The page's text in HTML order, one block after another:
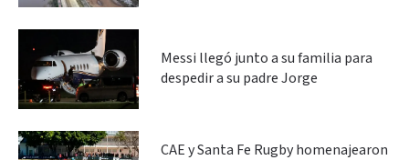
Messi llegó junto a su familia para
despedir a su padre Jorge
CAE y Santa Fe Rugby homenajearon